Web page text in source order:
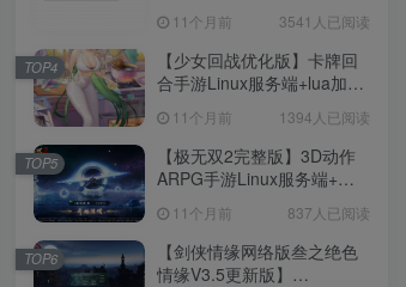
11个月前 3541人已阅读
【少女回战优化版】卡牌回
合手游Linux服务端+lua加解
权后台+安卓+架设教程
11个月前 1394人已阅读
TOP4
【极无双2完整版】3D动作
ARPG手游Linux服务端+全
+加解密工具+GM授权后台
+安卓+架设教程
11个月前 837人已阅读
TOP5
【剑侠情缘网络版叁之绝色
情缘V3.5更新版】
TOP6